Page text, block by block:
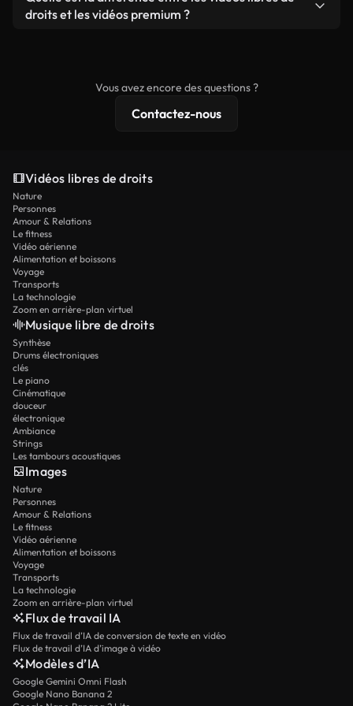
prêtes à l'emploi.
remixer nos vidéos. Assurez-vous simplement que
droits et les vidéos premium ?
résolution 4K et des protections de licence
Vous avez encore des questions ?
Contactez-nous
Vidéos libres de droits
Nature
Personnes
Amour & Relations
Le fitness
Vidéo aérienne
Alimentation et boissons
Voyage
Transports
La technologie
Zoom en arrière-plan virtuel
Musique libre de droits
Synthèse
Drums électroniques
clés
Le piano
Cinématique
douceur
électronique
Ambiance
Strings
Les tambours acoustiques
Images
Nature
Personnes
Amour & Relations
Le fitness
Vidéo aérienne
Alimentation et boissons
Voyage
Transports
La technologie
Zoom en arrière-plan virtuel
Flux de travail IA
Flux de travail d’IA de conversion de texte en vidéo
Flux de travail d’IA d’image à vidéo
Modèles d’IA
Google Gemini Omni Flash
Google Nano Banana 2